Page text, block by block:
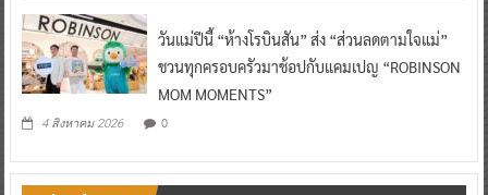
วันแม่ปีนี้ “ห้างโรบินสัน” ส่ง “ส่วนลดตามใจแม่”
ชวนทุกครอบครัวมาช้อปกับแคมเปญ “ROBINSON
MOM MOMENTS”
4 สิงหาคม 2026 0